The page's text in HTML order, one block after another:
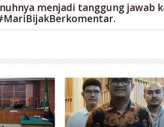
menjadi tanggung